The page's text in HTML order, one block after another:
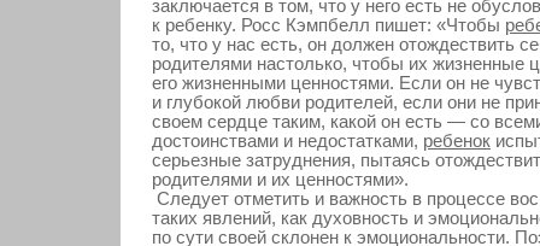
заключается в том, что у него есть не
к ребенку. Росс Кэмпбелл пишет: «Чтобы
то, что у нас есть, он должен отождествить
родителями настолько, чтобы их жизненные
его жизненными ценностями. Если он не
и глубокой любви родителей, если они не
своем сердце таким, какой он есть — со
достоинствами и недостатками, ребенок
серьезные затруднения, пытаясь
родителями и их ценностями».
Следует отметить и важность в процессе
таких явлений, как духовность и
по сути своей склонен к эмоциональности.